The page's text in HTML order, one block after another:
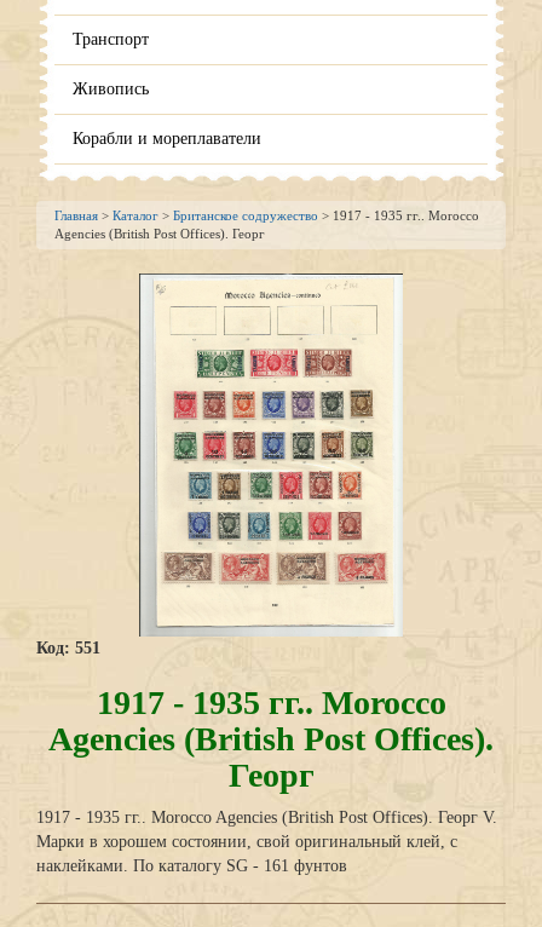
Транспорт
Живопись
Корабли и мореплаватели
Главная > Каталог > Британское содружество > 1917 - 1935 гг.. Morocco
Agencies (British Post Offices). Георг
Код: 551
1917 - 1935 гг.. Morocco
Agencies (British Post Offices).
Георг
1917 - 1935 гг.. Morocco Agencies (British Post Offices). Георг V.
Марки в хорошем состоянии, свой оригинальный клей, с
наклейками. По каталогу SG - 161 фунтов